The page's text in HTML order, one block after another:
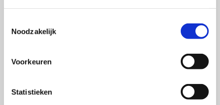
Noodzakelijk
Voorkeuren
Statistieken